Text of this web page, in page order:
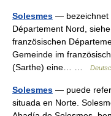
Solesmes — bezeichnet
Département Nord,
französischen
Gemeinde im
(Sarthe) eine… …
Solesmes — puede
situada en Norte.